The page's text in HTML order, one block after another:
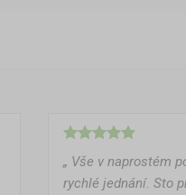
„ Vše v naprostém
rychlé jednání. Sto